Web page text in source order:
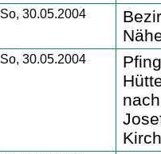
So, 30.05.2004
So, 30.05.2004